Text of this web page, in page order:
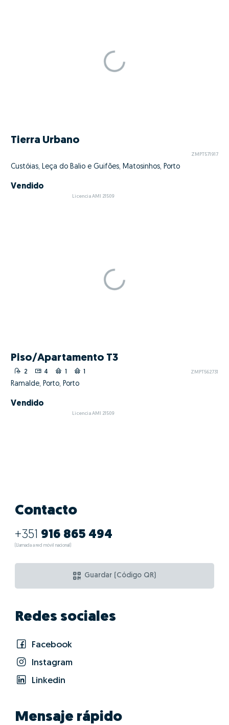
Tierra Urbano
ZMPT571917
Custóias, Leça do Balio e Guifões, Matosinhos, Porto
Vendido
Licencia AMI 21509
Piso/Apartamento T3
2 4 1 1 ZMPT562731
Ramalde, Porto, Porto
Vendido
Licencia AMI 21509
Contacto
+351 916 865 494
(Llamada a red móvil nacional)
Guardar (Código QR)
Redes sociales
Facebook
Instagram
Linkedin
Mensaje rápido